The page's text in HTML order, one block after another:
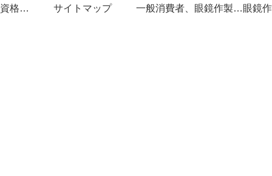
眼鏡作製技能士の資格取得サポート サイトマップ 一般消費者、眼鏡作製技能士を志す方に向けて